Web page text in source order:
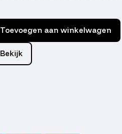
Toevoegen aan winkelwagen
Bekijk